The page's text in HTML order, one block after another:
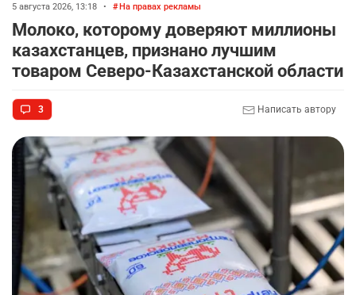
5 августа 2026, 13:18 • На правах рекламы
Молоко, которому доверяют миллионы
казахстанцев, признано лучшим
товаром Северо-Казахстанской области
3 Написать автору